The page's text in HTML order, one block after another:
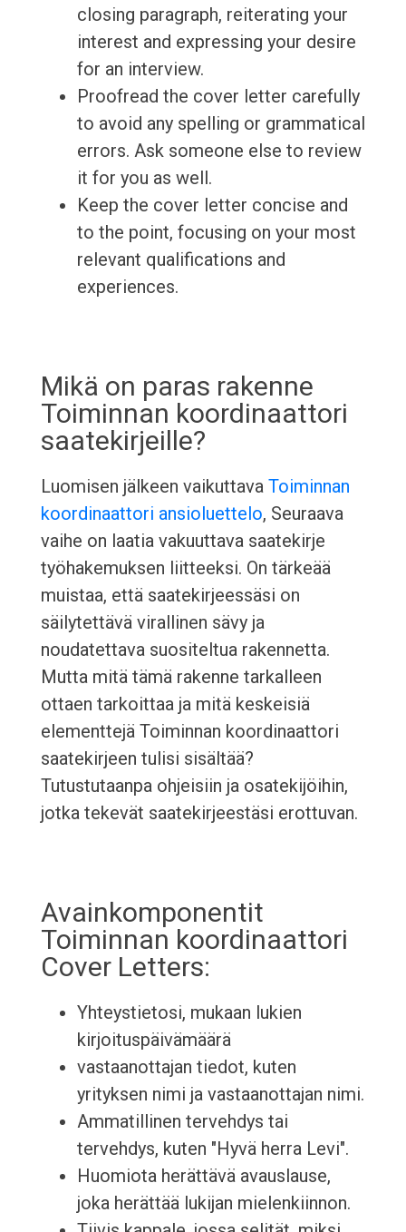
closing paragraph, reiterating your
interest and expressing your desire
for an interview.
Proofread the cover letter carefully
to avoid any spelling or grammatical
errors. Ask someone else to review
it for you as well.
Keep the cover letter concise and
to the point, focusing on your most
relevant qualifications and
experiences.
Mikä on paras rakenne
Toiminnan koordinaattori
saatekirjeille?
Luomisen jälkeen vaikuttava Toiminnan
koordinaattori ansioluettelo, Seuraava
vaihe on laatia vakuuttava saatekirje
työhakemuksen liitteeksi. On tärkeää
muistaa, että saatekirjeessäsi on
säilytettävä virallinen sävy ja
noudatettava suositeltua rakennetta.
Mutta mitä tämä rakenne tarkalleen
ottaen tarkoittaa ja mitä keskeisiä
elementtejä Toiminnan koordinaattori
saatekirjeen tulisi sisältää?
Tutustutaanpa ohjeisiin ja osatekijöihin,
jotka tekevät saatekirjeestäsi erottuvan.
Avainkomponentit
Toiminnan koordinaattori
Cover Letters:
Yhteystietosi, mukaan lukien
kirjoituspäivämäärä
vastaanottajan tiedot, kuten
yrityksen nimi ja vastaanottajan nimi.
Ammatillinen tervehdys tai
tervehdys, kuten "Hyvä herra Levi".
Huomiota herättävä avauslause,
joka herättää lukijan mielenkiinnon.